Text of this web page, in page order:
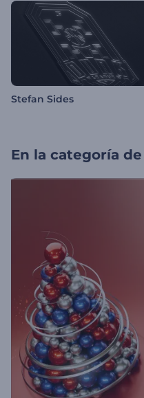
Stefan Sides
En la categoría de